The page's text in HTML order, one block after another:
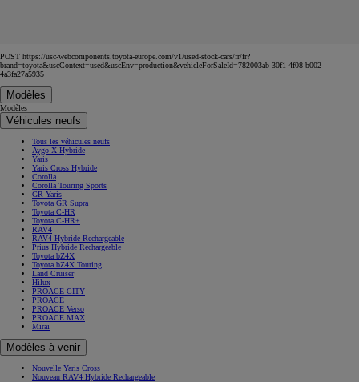
POST https://usc-webcomponents.toyota-europe.com/v1/used-stock-cars/fr/fr?
brand=toyota&uscContext=used&uscEnv=production&vehicleForSaleId=782003ab-30f1-4f08-b002-
4a3fa27a5935
Modèles
Modèles
Véhicules neufs
Tous les véhicules neufs
Aygo X Hybride
Yaris
Yaris Cross Hybride
Corolla
Corolla Touring Sports
GR Yaris
Toyota GR Supra
Toyota C-HR
Toyota C-HR+
RAV4
RAV4 Hybride Rechargeable
Prius Hybride Rechargeable
Toyota bZ4X
Toyota bZ4X Touring
Land Cruiser
Hilux
PROACE CITY
PROACE
PROACE Verso
PROACE MAX
Mirai
Modèles à venir
Nouvelle Yaris Cross
Nouveau RAV4 Hybride Rechargeable